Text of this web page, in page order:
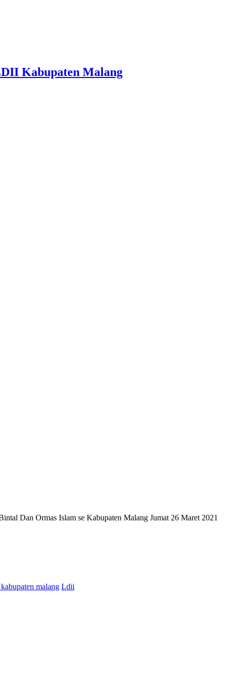
Kabupaten Malang
Dan Ormas Islam se Kabupaten Malang Jumat 26 Maret 2021
malang Ldii